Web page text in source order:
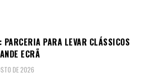
PARCERIA PARA LEVAR CLÁSSICOS
ECRÃ
DE 2026